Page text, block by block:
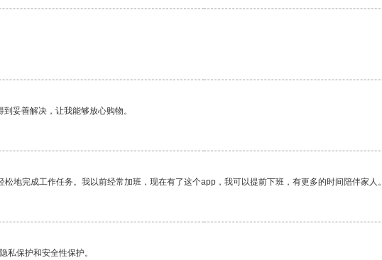
妥善解决，让我能够放心购物。
地完成工作任务。我以前经常加班，现在有了这个app，我可以提前下班，有更多的时间陪伴家人。
私保护和安全性保护。